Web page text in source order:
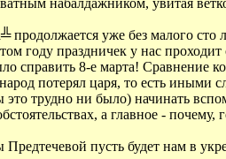
набалдажником, увитая
уже без малого
году праздничек у нас
справить 8-е марта! Cравнение
потерял царя, то есть
это трудно ни было) начинать
а главное - почему,
пусть будет нам в